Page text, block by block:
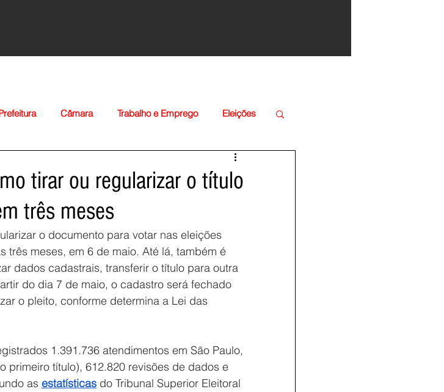
Câmara Trabalho e Emprego Eleições
tirar ou regularizar o título
três meses
o documento para votar nas eleições
três meses, em 6 de maio. Até lá, também é
dados cadastrais, transferir o título para outra
do dia 7 de maio, o cadastro será fechado
o pleito, conforme determina a Lei das
1.391.736 atendimentos em São Paulo,
primeiro título), 612.820 revisões de dados e
as estatísticas do Tribunal Superior Eleitoral